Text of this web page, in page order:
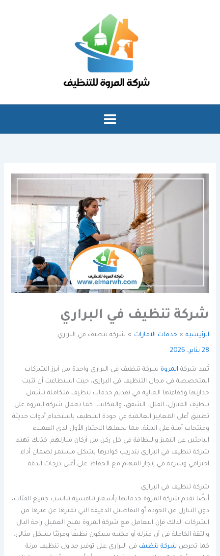
شركة تنظيف في البراري
الرئيسية خدمات الامارات شركة تنظيف في البراري
28 يناير، 2026
تُعد شركة المروة شركة تنظيف في البراري واحدة من أبرز الشركات
المتخصصة في مجال التنظيف في البراري، حيث استطاعت أن تثبت
جدارتها وكفاءتها العالية في تقديم خدمات تنظيف متكاملة تشمل
تنظيف المنازل، الفلل، الشقق، والمكاتب. كما تعمل شركة المروة على
تطبيق أعلى المعايير العالمية في جودة التنظيف باستخدام أدوات حديثة
ومنتجات آمنة على البيئة، مما يجعلها الاختيار الأول لدى العملاء
الباحثين عن التميز والنظافة في كل ركن من أركان منازلهم. كذلك تهتم
شركة تنظيف في البراري بتدريب كوادرها بشكل مستمر لضمان أداء
احترافي وسرعة في إنجاز المهام مع الحفاظ على أعلى درجات الدقة.
شركة تنظيف في البراري
أيضًا تقدم شركة المروة خدماتها بأسعار تنافسية تناسب جميع الفئات،
دون التنازل عن الجودة أو التفاصيل الدقيقة التي تميزها عن غيرها من
الشركات. لذلك فإن التعامل مع شركة المروة يمنح العميل راحة البال
والثقة الكاملة في أن منزله أو مكتبه سيكون نظيفًا ومرتبًا بشكل مثالي.
كما تحرص شركة تنظيف في البراري على توفير جداول تنظيف مرنة